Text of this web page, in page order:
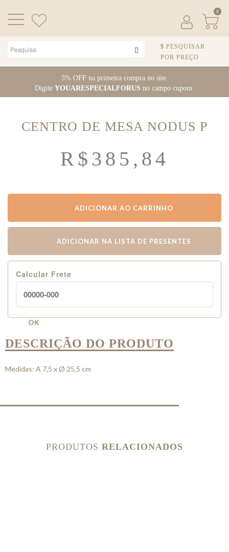
Pular para o conteúdo5% OFF na primeira compra no site.
Digite YOUARESPECIALFORUS no campo cupom.
0
PESQUISAR
POR PREÇO
CENTRO DE MESA NODUS P
R$ 385,84
ADICIONAR AO CARRINHO
ADICIONAR NA LISTA DE PRESENTES
Calcular Frete
OK
DESCRIÇÃO DO PRODUTO
Medidas: A 7,5 x Ø 25,5 cm
PRODUTOS RELACIONADOS